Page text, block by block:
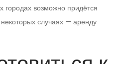
городах возможно придётся
случаях — аренду